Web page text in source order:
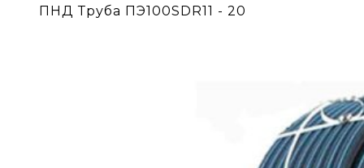
ПНД Труба ПЭ100SDR11 - 20